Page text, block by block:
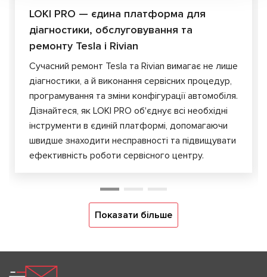
LOKI PRO — єдина платформа для
діагностики, обслуговування та
ремонту Tesla і Rivian
Сучасний ремонт Tesla та Rivian вимагає не лише
діагностики, а й виконання сервісних процедур,
програмування та зміни конфігурації автомобіля.
Дізнайтеся, як LOKI PRO об'єднує всі необхідні
інструменти в єдиній платформі, допомагаючи
швидше знаходити несправності та підвищувати
ефективність роботи сервісного центру.
Показати більше